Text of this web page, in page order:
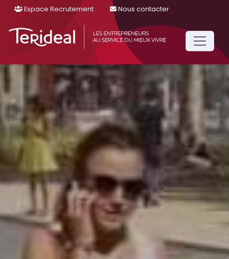
Espace Recrutement Nous contacter
Main
Navigation